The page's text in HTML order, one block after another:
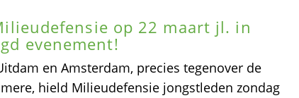
op 22 maart jl. in
evenement!
en Amsterdam, precies tegenover de
hield Milieudefensie jongstleden zondag